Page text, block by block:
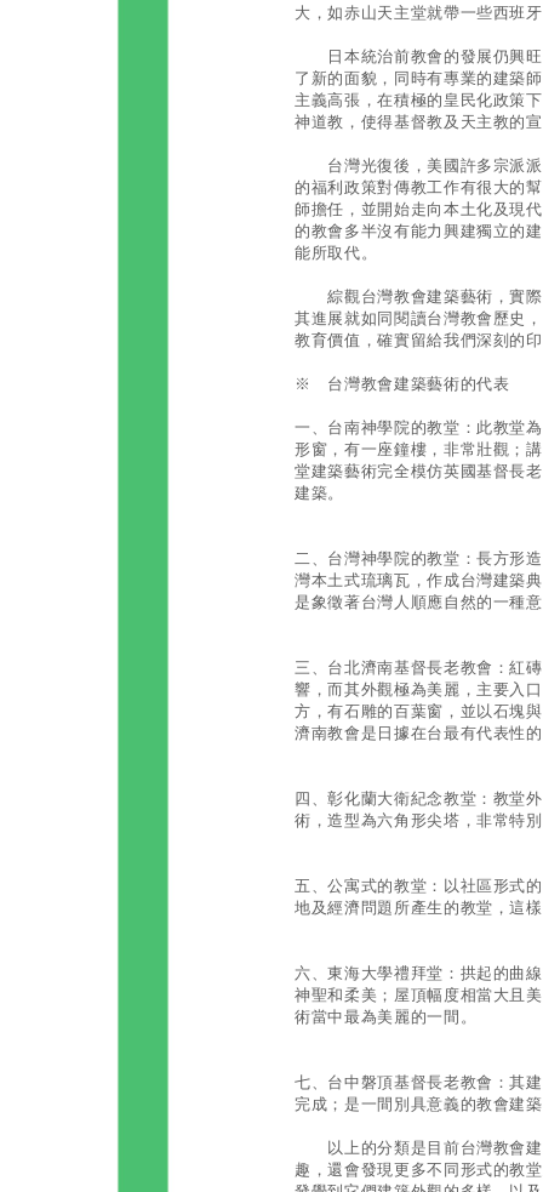
大，如赤山天主堂就帶一些西班
日本統治前教會的發展仍興旺
了新的面貌，同時有專業的建築
主義高張，在積極的皇民化政策
神道教，使得基督教及天主教的
台灣光復後，美國許多宗派派
的福利政策對傳教工作有很大的
師擔任，並開始走向本土化及現
的教會多半沒有能力興建獨立的
能所取代。
綜觀台灣教會建築藝術，實際
其進展就如同閱讀台灣教會歷史
教育價值，確實留給我們深刻的
※ 台灣教會建築藝術的代表
一、台南神學院的教堂：此教堂
形窗，有一座鐘樓，非常壯觀；
堂建築藝術完全模仿英國基督長
建築。
二、台灣神學院的教堂：長方形
灣本土式琉璃瓦，作成台灣建築
是象徵著台灣人順應自然的一種
三、台北濟南基督長老教會：紅
響，而其外觀極為美麗，主要入
方，有石雕的百葉窗，並以石塊
濟南教會是日據在台最有代表性
四、彰化蘭大衛紀念教堂：教堂
術，造型為六角形尖塔，非常特
五、公寓式的教堂：以社區形式
地及經濟問題所產生的教堂，這
六、東海大學禮拜堂：拱起的曲
神聖和柔美；屋頂幅度相當大且
術當中最為美麗的一間。
七、台中磐頂基督長老教會：其
完成；是一間別具意義的教會建
以上的分類是目前台灣教會建
趣，還會發現更多不同形式的教